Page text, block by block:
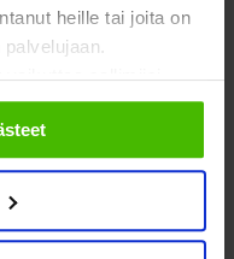
heille tai joita on
vaikuttaa sallimiisi